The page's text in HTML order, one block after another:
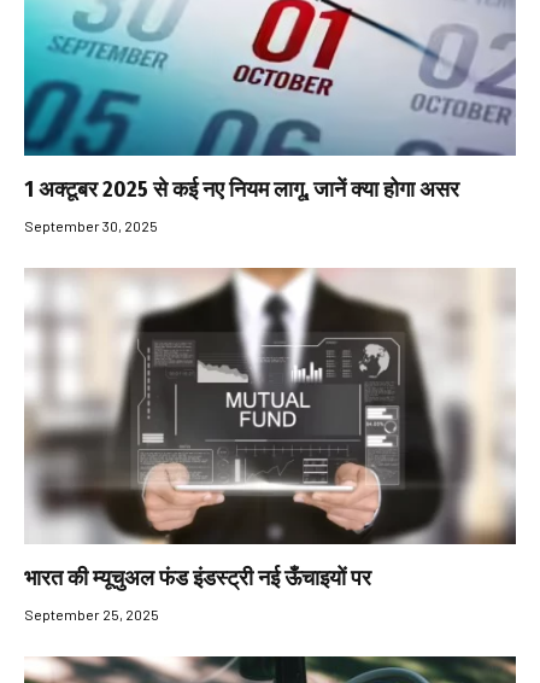
1 अक्टूबर 2025 से कई नए नियम लागू, जानें क्या होगा असर
September 30, 2025
भारत की म्यूचुअल फंड इंडस्ट्री नई ऊँचाइयों पर
September 25, 2025